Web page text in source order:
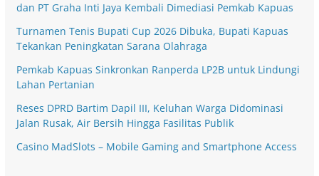
dan PT Graha Inti Jaya Kembali Dimediasi Pemkab Kapuas
Turnamen Tenis Bupati Cup 2026 Dibuka, Bupati Kapuas
Tekankan Peningkatan Sarana Olahraga
Pemkab Kapuas Sinkronkan Ranperda LP2B untuk Lindungi
Lahan Pertanian
Reses DPRD Bartim Dapil III, Keluhan Warga Didominasi
Jalan Rusak, Air Bersih Hingga Fasilitas Publik
Casino MadSlots – Mobile Gaming and Smartphone Access